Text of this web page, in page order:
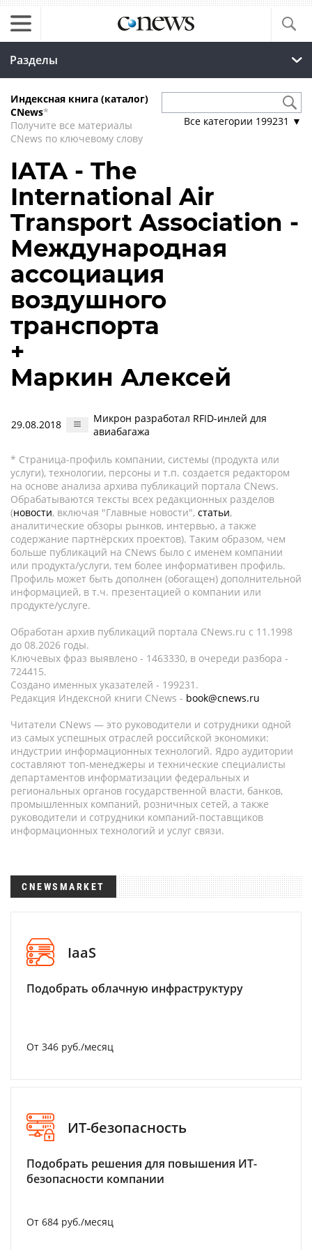
Разделы
Индексная книга (каталог)
CNews*
Получите все материалы
CNews по ключевому слову
Все категории 199231 ▼
IATA - The
International Air
Transport Association -
Международная
ассоциация
воздушного
транспорта
+
Маркин Алексей
29.08.2018
Микрон разработал RFID-инлей для
авиабагажа
* Страница-профиль компании, системы (продукта или
услуги), технологии, персоны и т.п. создается редактором
на основе анализа архива публикаций портала CNews.
Обрабатываются тексты всех редакционных разделов
(новости, включая "Главные новости", статьи,
аналитические обзоры рынков, интервью, а также
содержание партнёрских проектов). Таким образом, чем
больше публикаций на CNews было с именем компании
или продукта/услуги, тем более информативен профиль.
Профиль может быть дополнен (обогащен) дополнительной
информацией, в т.ч. презентацией о компании или
продукте/услуге.
Обработан архив публикаций портала CNews.ru c 11.1998
до 08.2026 годы.
Ключевых фраз выявлено - 1463330, в очереди разбора -
724415.
Создано именных указателей - 199231.
Редакция Индексной книги CNews - book@cnews.ru
Читатели CNews — это руководители и сотрудники одной
из самых успешных отраслей российской экономики:
индустрии информационных технологий. Ядро аудитории
составляют топ-менеджеры и технические специалисты
департаментов информатизации федеральных и
региональных органов государственной власти, банков,
промышленных компаний, розничных сетей, а также
руководители и сотрудники компаний-поставщиков
информационных технологий и услуг связи.
CNEWSMARKET
IaaS
Подобрать облачную инфраструктуру
От 346 руб./месяц
ИТ-безопасность
Подобрать решения для повышения ИТ-
безопасности компании
От 684 руб./месяц